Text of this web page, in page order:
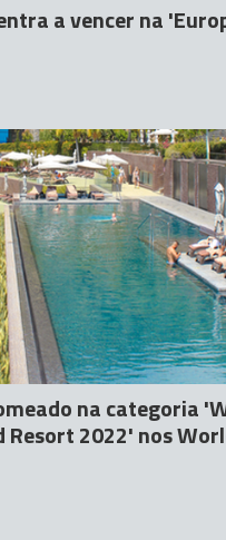
a vencer na
na categoria
Resort 2022' nos